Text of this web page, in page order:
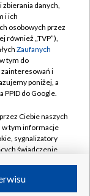
danych,
i ich
osobowych przez
również „TVP”),
Zaufanych
tym do
i
poniżej, a
PPID do Google.
Ciebie naszych
w tym informacje
sygnalizatory
świadczenie